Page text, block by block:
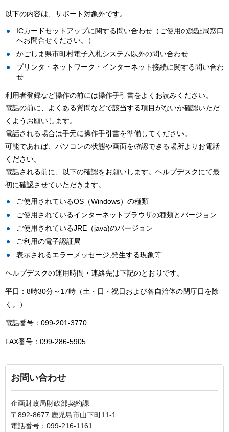
以下の内容は、サポート対象外です。
ICカードセットアップに関する問い合わせ（ご使用の認証局窓口
へお問合せください。）
かごしま県市町村電子入札システム以外の問い合わせ
プリンタ・ネットワーク・インターネット接続に関する問い合わ
せ
利用者登録など操作の前には操作手引書をよくお読みください。
電話の前に、よくある質問などで該当する項目がないか確認いただ
くようお願いします。
電話される場合は手元に操作手引書を準備してください。
可能であれば、パソコンの状態や画面を確認できる場所よりお電話
ください。
電話される前に、以下の確認をお願いします。ヘルプデスクにて最
初に確認させていただきます。
ご使用されているOS（Windows）の種類
ご使用されているインターネットブラウザの種類とバージョン
ご使用されているJRE（java)のバージョン
ご利用の電子認証局
表示されるエラーメッセージ,発生する現象等
ヘルプデスクの運用時間・連絡先は下記のとおりです。
平日：8時30分～17時（土・日・祝日および各自治体の閉庁日を除
く。）
電話番号：099-201-3770
FAX番号：099-286-5905
お問い合わせ
企画財政局財政部契約課
〒892-8677 鹿児島市山下町11-1
電話番号：099-216-1161